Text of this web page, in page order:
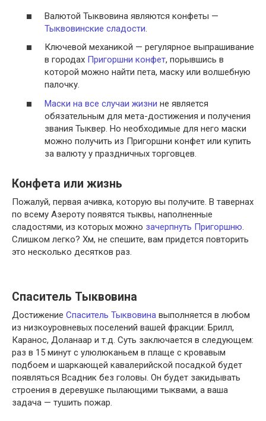
Валютой Тыквовина являются конфеты —
Тыквовинские сладости
Ключевой механикой — регулярное выпрашивание
в городах Пригоршни конфет, порывшись в
которой можно найти пета, маску или волшебную
палочку.
Маски на все случаи жизни не является
обязательным для мета-достижения и получения
звания Тыквер. Но необходимые для него маски
можно получить из Пригоршни конфет или купить
за валюту у праздничных торговцев.
Конфета или жизнь
Пожалуй, первая ачивка, которую вы получите. В тавернах
по всему Азероту появятся тыквы, наполненные
сладостями, из которых можно зачерпнуть Пригоршню
Слишком легко? Хм, не спешите, вам придется повторить
это несколько десятков раз.
Спаситель Тыквовина
Достижение Спаситель Тыквовина выполняется в любом
из низкоуровневых поселений вашей фракции: Брилл,
Каранос, Доланаар и т.д. Суть заключается в следующем:
раз в 15 минут с улюлюканьем в плаще с кровавым
подбоем и шаркающей кавалерийской посадкой будет
появляться Всадник без головы. Он будет закидывать
строения в деревушке пылающими тыквами, а ваша
задача — тушить пожар.